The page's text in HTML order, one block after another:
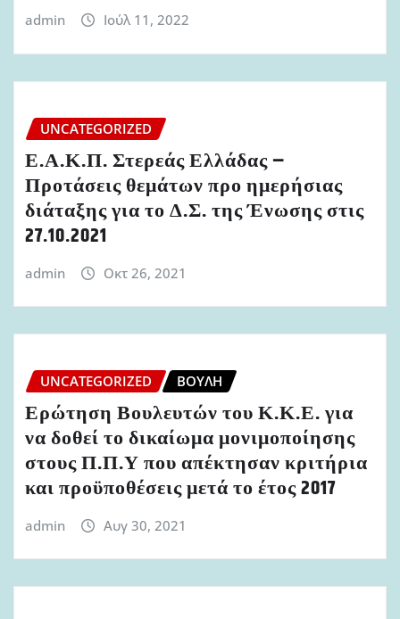
admin Ιούλ 11, 2022
UNCATEGORIZED
Ε.Α.Κ.Π. Στερεάς Ελλάδας –
Προτάσεις θεμάτων προ ημερήσιας
διάταξης για το Δ.Σ. της Ένωσης στις
27.10.2021
admin Οκτ 26, 2021
UNCATEGORIZED ΒΟΥΛΉ
Ερώτηση Βουλευτών του Κ.Κ.Ε. για
να δοθεί το δικαίωμα μονιμοποίησης
στους Π.Π.Υ που απέκτησαν κριτήρια
και προϋποθέσεις μετά το έτος 2017
admin Αυγ 30, 2021